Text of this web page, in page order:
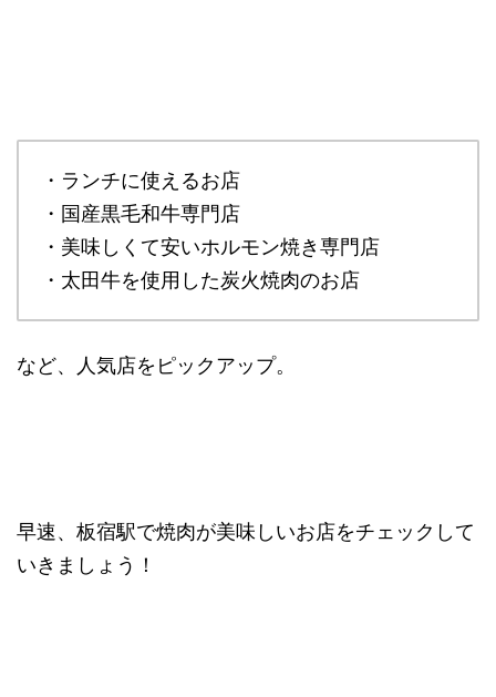
・ランチに使えるお店
・国産黒毛和牛専門店
・美味しくて安いホルモン焼き専門店
・太田牛を使用した炭火焼肉のお店
など、人気店をピックアップ。
早速、板宿駅で焼肉が美味しいお店をチェックして
いきましょう！